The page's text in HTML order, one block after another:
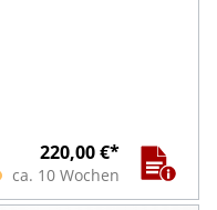
220,00 €*
ca. 10 Wochen